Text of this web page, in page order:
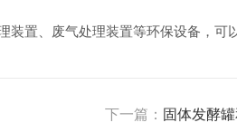
置、废气处理装置等环保设备，可
下一篇： 固体发酵